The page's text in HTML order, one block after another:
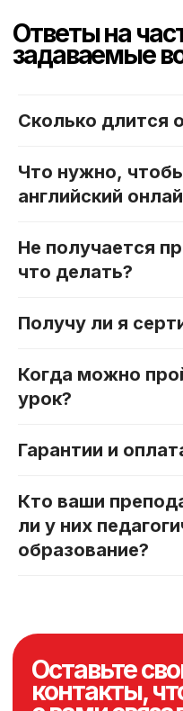
Сколько длится
Что нужно,
английский
Не получается
что делать?
Получу ли я
Когда можно
урок?
Гарантии и
Кто ваши
ли у них
образование?